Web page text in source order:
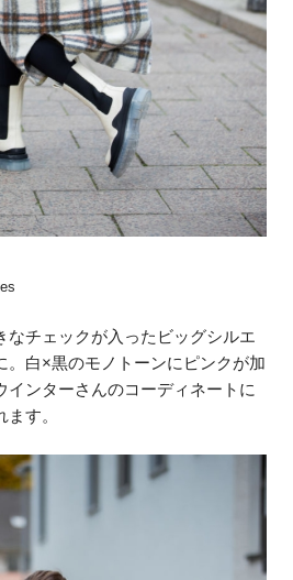
なチェックが入ったビッグシルエ
。白×黒のモノトーンにピンクが加
インターさんのコーディネートに
す。